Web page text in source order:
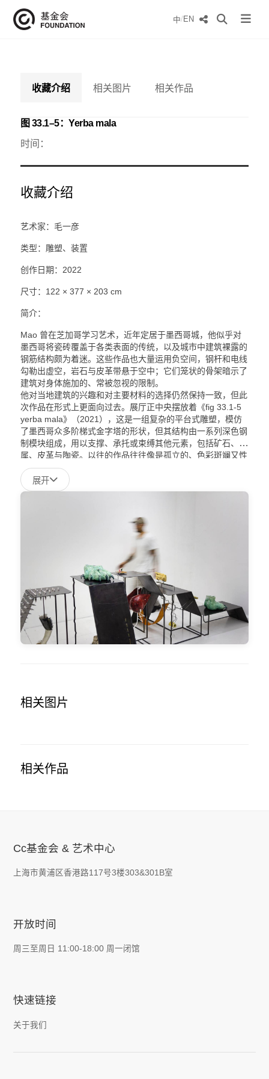
中/EN
收藏介绍 相关图片 相关作品
图 33.1–5：Yerba mala
时间：
收藏介绍
艺术家：毛一彦
类型：雕塑、装置
创作日期：2022
尺寸：122 × 377 × 203 cm
简介：
Mao 曾在芝加哥学习艺术，近年定居于墨西哥城，他似乎对
墨西哥将瓷砖覆盖于各类表面的传统，以及城市中建筑裸露的
钢筋结构颇为着迷。这些作品也大量运用负空间，钢杆和电线
勾勒出虚空，岩石与皮革带悬于空中；它们笼状的骨架暗示了
建筑对身体施加的、常被忽视的限制。
他对当地建筑的兴趣和对主要材料的选择仍然保持一致，但此
次作品在形式上更面向过去。展厅正中央摆放着《fig 33.1-5
yerba mala》（2021），这是一组复杂的平台式雕塑，模仿
了墨西哥众多阶梯式金字塔的形状，但其结构由一系列深色钢
制模块组成，用以支撑、承托或束缚其他元素，包括矿石、金
属、皮革与陶瓷。以往的作品往往像是孤立的、色彩斑斓又性
癖张扬的个体，而这件雕塑则展现出更为复杂的连接结构和动
态的集体姿态。作品最前方是一只巨大的青绿色猫掌，利爪伸
展。其后，几组模块承载着镀金和镀镍的火山岩——这或许是
目的还是陶瓷部分。雕塑中部的一块钢制平台悬挂着两个鼓胀
如肺的红陶结构，表面穿插着带有临床质感的白色支架。最后
方，一根带有尖刺鳍片的黑白圆柱形结构从另一模块垂吊而
下。其上方又是一只青绿色猫掌，最惊悚的细节是其小指爪已
被锋利的金属所替代。Mao 的这座金字塔最终拼组出一个身
体，但不是人类的身体，而是那只在无数中美洲神话中出现的
至高神兽——美洲豹。仿佛他以往那些受限的身体在此获得了
某种新生的力量——这种力量是在某些限制之中，或尽管有这
些限制，依然觉醒的。
展开
相关图片
相关作品
Cc基金会 & 艺术中心
上海市黄浦区香港路117号3楼303&301B室
开放时间
周三至周日 11:00-18:00 周一闭馆
快速链接
关于我们